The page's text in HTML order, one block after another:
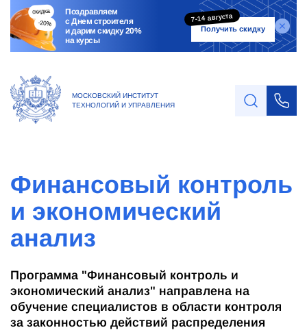
Поздравляем
с Днем строителя
и дарим скидку 20%
на курсы
7-14 августа
Получить скидку
МОСКОВСКИЙ ИНСТИТУТ
ТЕХНОЛОГИЙ И УПРАВЛЕНИЯ
Финансовый контроль
и экономический
анализ
Программа "Финансовый контроль и
экономический анализ" направлена на
обучение специалистов в области контроля
за законностью действий распределения